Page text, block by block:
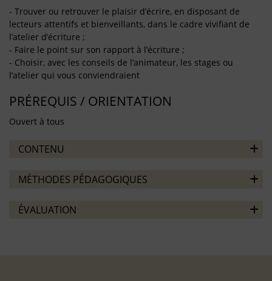
- Trouver ou retrouver le plaisir d’écrire, en disposant de
lecteurs attentifs et bienveillants, dans le cadre vivifiant de
l’atelier d’écriture ;
- Faire le point sur son rapport à l’écriture ;
- Choisir, avec les conseils de l’animateur, les stages ou
l’atelier qui vous conviendraient
PRÉREQUIS / ORIENTATION
Ouvert à tous
CONTENU
MÉTHODES PÉDAGOGIQUES
ÉVALUATION